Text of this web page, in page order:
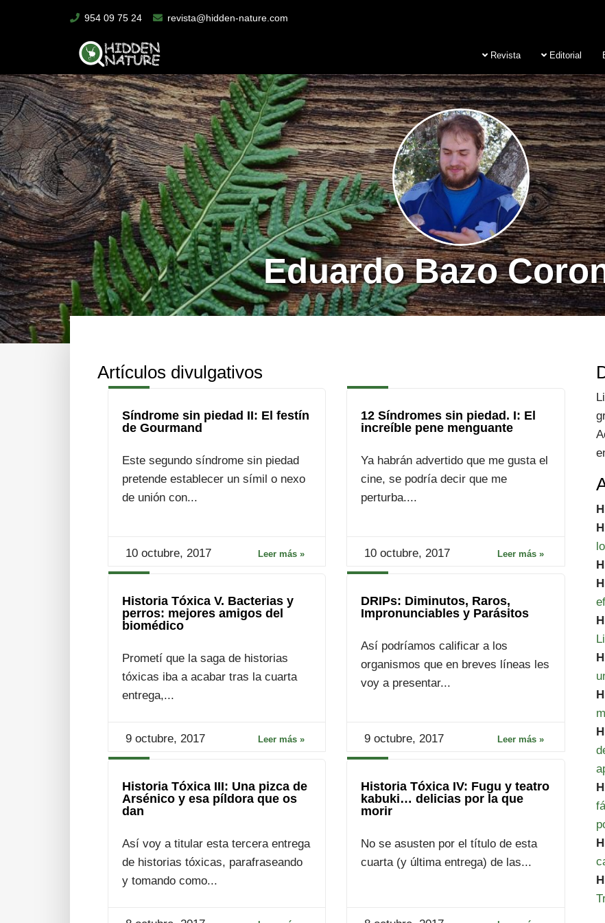
954 09 75 24 revista@hidden-nature.com
Revista Editorial
Eduardo Bazo
Artículos divulgativos
Síndrome sin piedad II: El festín
de Gourmand
Este segundo síndrome sin piedad
pretende establecer un símil o nexo
de unión con...
10 octubre, 2017 Leer más »
12 Síndromes sin piedad. I: El
increíble pene menguante
Ya habrán advertido que me gusta el
cine, se podría decir que me
perturba....
10 octubre, 2017 Leer más »
Historia Tóxica V. Bacterias y
perros: mejores amigos del
biomédico
Prometí que la saga de historias
tóxicas iba a acabar tras la cuarta
entrega,...
9 octubre, 2017 Leer más »
DRIPs: Diminutos, Raros,
Impronunciables y Parásitos
Así podríamos calificar a los
organismos que en breves líneas les
voy a presentar...
9 octubre, 2017 Leer más »
Historia Tóxica III: Una pizca de
Arsénico y esa píldora que os
dan
Así voy a titular esta tercera entrega
de historias tóxicas, parafraseando
y tomando como...
Historia Tóxica IV: Fugu y teatro
kabuki… delicias por la que
morir
No se asusten por el título de esta
cuarta (y última entrega) de las...